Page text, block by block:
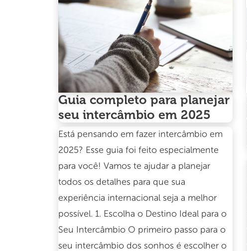
Guia completo para planejar
seu intercâmbio em 2025
Está pensando em fazer intercâmbio em
2025? Esse guia foi feito especialmente
para você! Vamos te ajudar a planejar
todos os detalhes para que sua
experiência internacional seja a melhor
possível. 1. Escolha o Destino Ideal para o
Seu Intercâmbio O primeiro passo para o
seu intercâmbio dos sonhos é escolher o